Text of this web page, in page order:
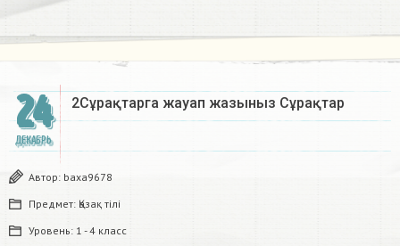
24
ДЕКАБРЬ
2Сұрақтарга жауап жазыныз Сұрақтар​
Автор: baxa9678
Предмет: Қазақ тiлi
Уровень: 1 - 4 класс